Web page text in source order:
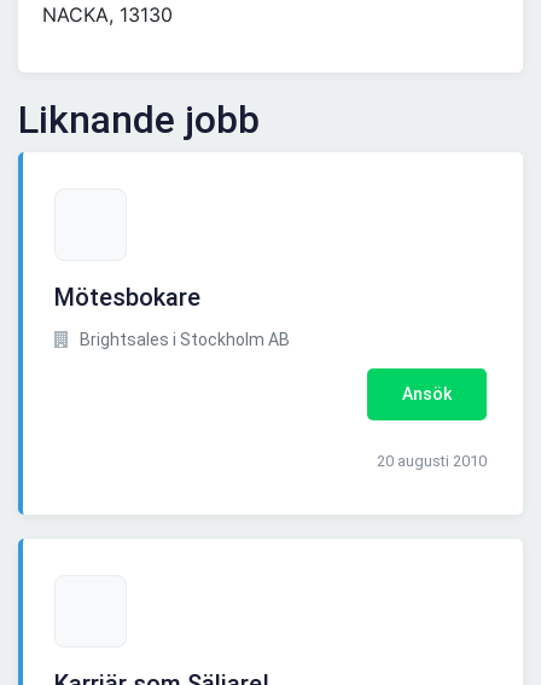
NACKA, 13130
Liknande jobb
Mötesbokare
Brightsales i Stockholm AB
Ansök
20 augusti 2010